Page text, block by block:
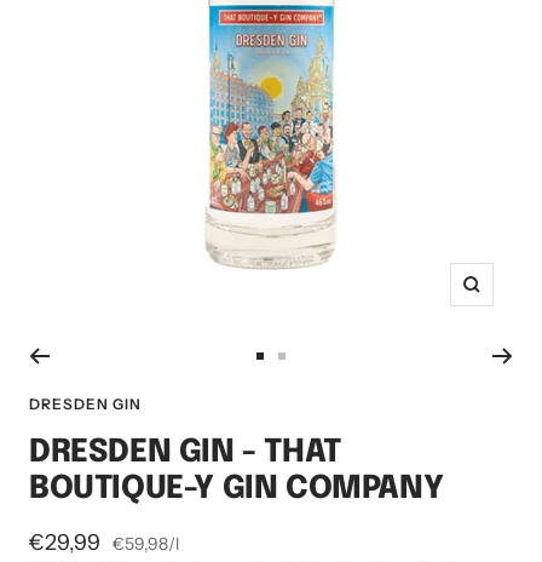
Zoom
gehengehen
DRESDEN GIN
DRESDEN GIN - THAT
BOUTIQUE-Y GIN COMPANY
Angebotspreis
€29,99 €59,98/l